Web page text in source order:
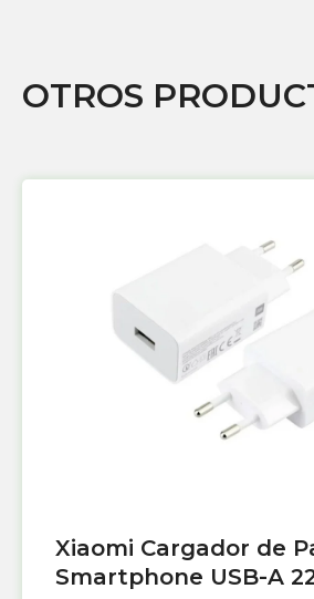
OTROS
Xiaomi Cargador de
Smartphone USB-A